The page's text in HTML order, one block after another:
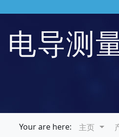
电导测
Your are here: 主页